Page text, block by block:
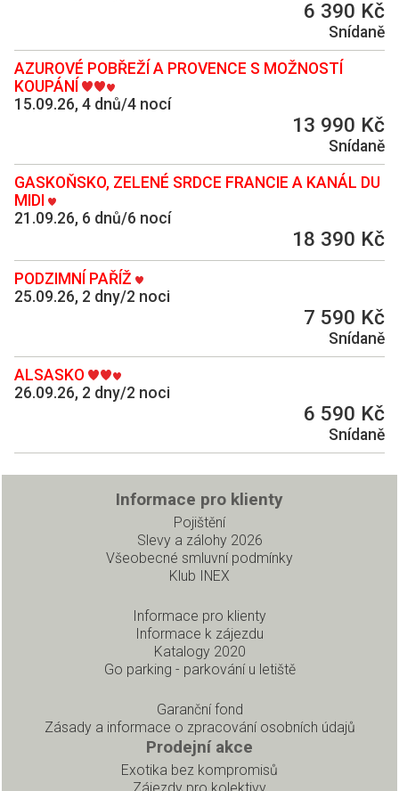
6 390 Kč
Snídaně
AZUROVÉ POBŘEŽÍ A PROVENCE S MOŽNOSTÍ
KOUPÁNÍ
15.09.26, 4 dnů/4 nocí
13 990 Kč
Snídaně
GASKOŇSKO, ZELENÉ SRDCE FRANCIE A KANÁL DU
MIDI
21.09.26, 6 dnů/6 nocí
18 390 Kč
PODZIMNÍ PAŘÍŽ
25.09.26, 2 dny/2 noci
7 590 Kč
Snídaně
ALSASKO
26.09.26, 2 dny/2 noci
6 590 Kč
Snídaně
Informace pro klienty
Pojištění
Slevy a zálohy 2026
Všeobecné smluvní podmínky
Klub INEX
Informace pro klienty
Informace k zájezdu
Katalogy 2020
Go parking - parkování u letiště
Garanční fond
Zásady a informace o zpracování osobních údajů
Prodejní akce
Exotika bez kompromisů
Zájezdy pro kolektivy